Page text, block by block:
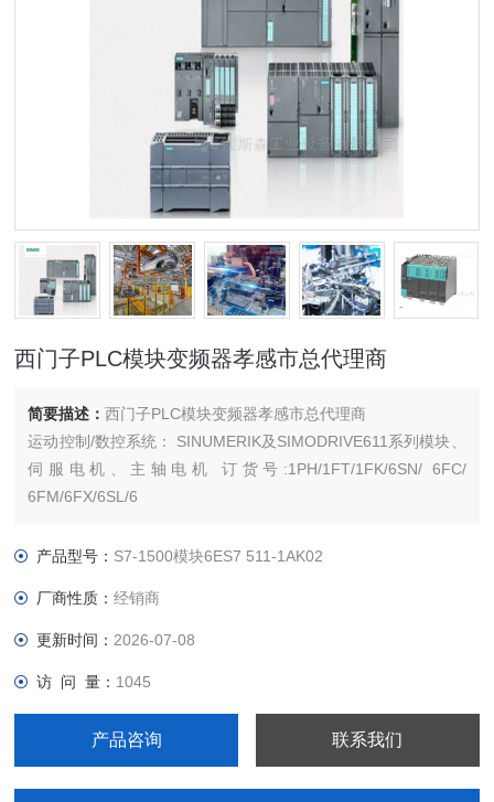
西门子PLC模块变频器孝感市总代理商
简要描述：西门子PLC模块变频器孝感市总代理商
运动控制/数控系统： SINUMERIK及SIMODRIVE611系列模块、
伺服电机、主轴电机 订货号:1PH/1FT/1FK/6SN/ 6FC/
6FM/6FX/6SL/6
ET200 S SP 变频器V系列 MM系列 6SE70停产工程型变频器，
产品型号： S7-1500模块6ES7 511-1AK02
厂商性质：经销商
更新时间： 2026-07-08
访 问 量： 1045
产品咨询 联系我们